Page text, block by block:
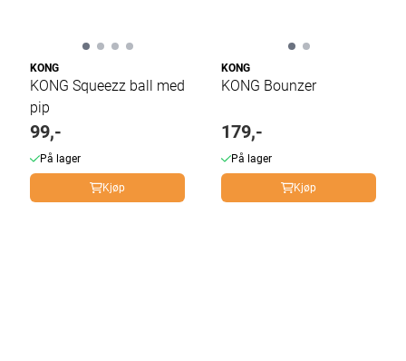
KONG
KONG Squeezz ball med
pip
99,-
På lager
Kjøp
KONG
KONG Bounzer
179,-
På lager
Kjøp